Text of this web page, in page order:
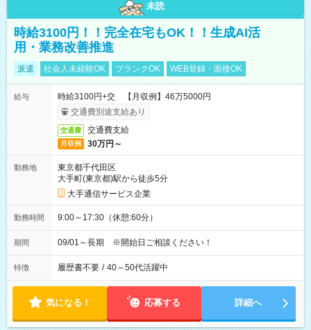
未読
時給3100円！！完全在宅もOK！！生成AI活
用・業務改善推進
派遣 社会人未経験OK ブランクOK WEB登録・面接OK
給与
時給3100円+交 【月収例】46万5000円
交通費別途支給あり
交通費 交通費支給
月収例 30万円～
勤務地
東京都千代田区
大手町(東京都)駅から徒歩5分
大手通信サービス企業
勤務時間 9:00～17:30（休憩:60分）
期間 09/01～長期 ※開始日ご相談ください！
特徴 履歴書不要 / 40～50代活躍中
気になる！ 応募する 詳細へ